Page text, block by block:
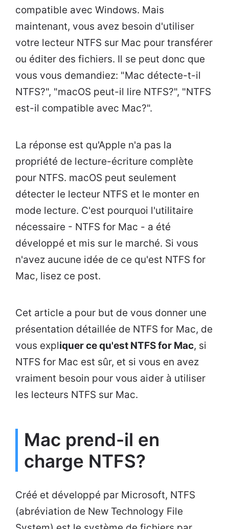
compatible avec Windows. Mais
maintenant, vous avez besoin d'utiliser
votre lecteur NTFS sur Mac pour transférer
ou éditer des fichiers. Il se peut donc que
vous vous demandiez: "Mac détecte-t-il
NTFS?", "macOS peut-il lire NTFS?", "NTFS
est-il compatible avec Mac?".
La réponse est qu'Apple n'a pas la
propriété de lecture-écriture complète
pour NTFS. macOS peut seulement
détecter le lecteur NTFS et le monter en
mode lecture. C'est pourquoi l'utilitaire
nécessaire - NTFS for Mac - a été
développé et mis sur le marché. Si vous
n'avez aucune idée de ce qu'est NTFS for
Mac, lisez ce post.
Cet article a pour but de vous donner une
présentation détaillée de NTFS for Mac, de
vous expliquer ce qu'est NTFS for Mac, si
NTFS for Mac est sûr, et si vous en avez
vraiment besoin pour vous aider à utiliser
les lecteurs NTFS sur Mac.
Mac prend-il en
charge NTFS?
Créé et développé par Microsoft, NTFS
(abréviation de New Technology File